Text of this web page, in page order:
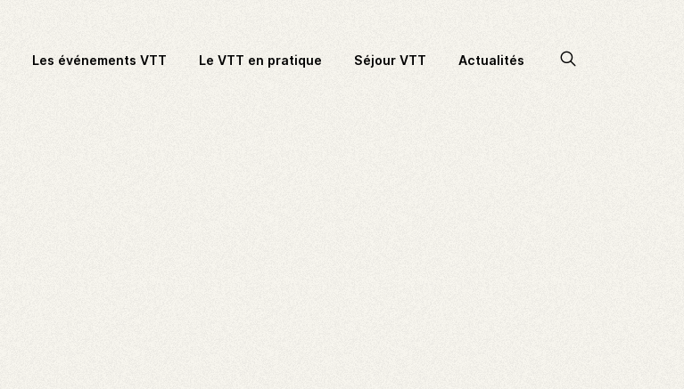
Les événements VTT Le VTT en pratique Séjour VTT Actualités